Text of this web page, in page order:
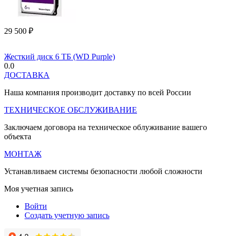
29 500 ₽
Жесткий диск 6 ТБ (WD Purple)
0.0
ДОСТАВКА
Наша компания производит доставку по всей России
ТЕХНИЧЕСКОЕ ОБСЛУЖИВАНИЕ
Заключаем договора на техническое облуживание вашего
объекта
МОНТАЖ
Устанавливаем системы безопасности любой сложности
Моя учетная запись
Войти
Создать учетную запись